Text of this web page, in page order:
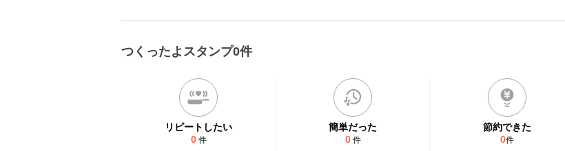
つくったよスタンプ0件
リピートしたい
0 件
簡単だった
0 件
節約できた
0件